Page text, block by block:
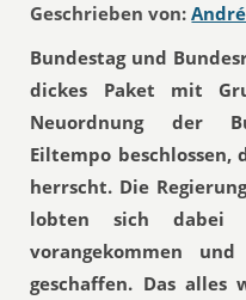
Geschrieben von:
Bundestag und
dickes Paket mit
Neuordnung der
Eiltempo
herrscht. Die
lobten sich dabei
vorangekommen
geschaffen. Das